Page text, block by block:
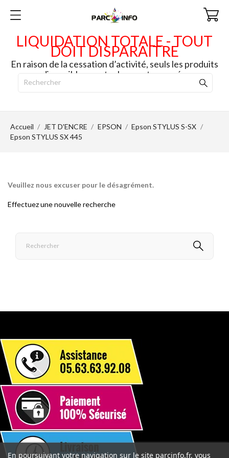
LIQUIDATION TOTALE - TOUT
DOIT DISPARAITRE
En raison de la cessation d’activité, seuls les produits
disponibles en stock seront envoyés.
Accueil JET D'ENCRE EPSON
Epson STYLUS S-SX
Epson STYLUS SX 445
Veuillez nous excuser pour le désagrément.
Effectuez une nouvelle recherche
En poursuivant votre navigation sur le site parcinfo.fr, vous